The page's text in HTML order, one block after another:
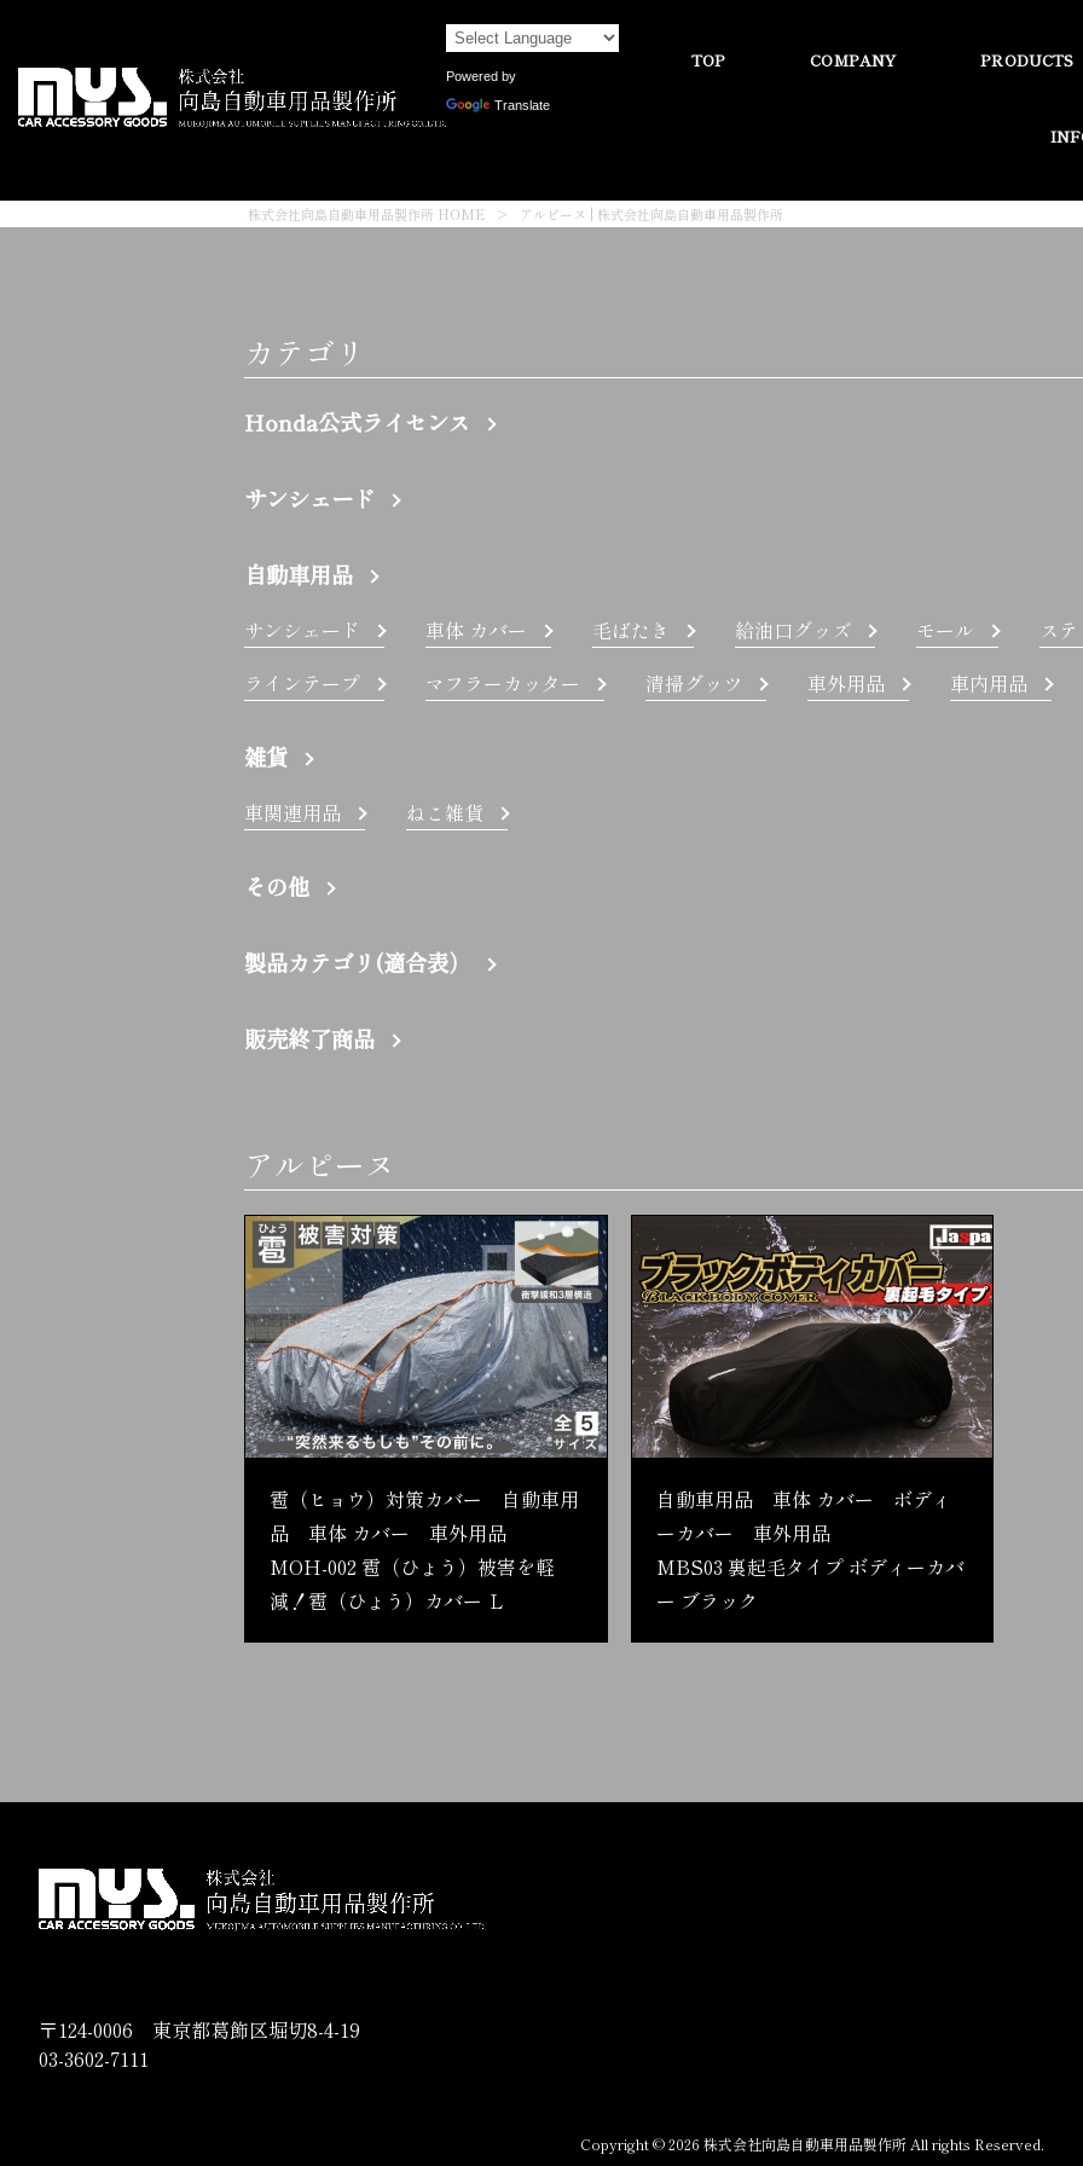
Powered by
Translate
TOP COMPANY PRODUCTS
株式会社向島自動車用品製作所 HOME > アルピーヌ | 株式会社向島自動車用品製作所
カテゴリ
Honda公式ライセンス
サンシェード
自動車用品
サンシェード 車体 カバー 毛ばたき 給油口グッズ モール
ス
ラインテープ
マフラーカッター 清掃グッツ 車外用品 車内用品
雑貨
車関連用品 ねこ雑貨
その他
製品カテゴリ(適合表）
販売終了商品
アルピーヌ
雹（ヒョウ）対策カバー 自動車用
品 車体 カバー 車外用品
MOH-002 雹（ひょう）被害を軽
減！雹（ひょう）カバー Ｌ
自動車用品 車体 カバー ボディ
ーカバー 車外用品
MBS03 裏起毛タイプ ボディーカバ
ー ブラック
〒124-0006 東京都葛飾区堀切8-4-19
03-3602-7111
Copyright © 2026 株式会社向島自動車用品製作所 All rights Reserved.